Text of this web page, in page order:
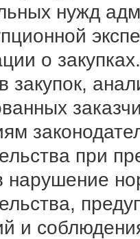
нужд
о
закупок,
при
нарушение
и